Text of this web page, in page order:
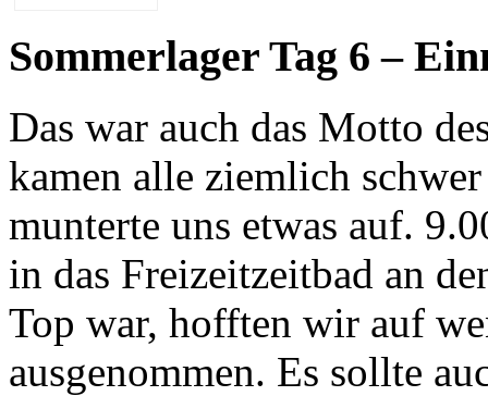
Sommerlager Tag 6 –
Das war auch das Motto
kamen alle ziemlich
munterte uns etwas auf.
in das Freizeitzeitbad an
Top war, hofften wir auf
ausgenommen. Es sollte